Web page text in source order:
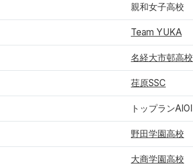
親和女子高校
Team YUKA
名経大市邨高校
荏原SSC
トップランAIOI
野田学園高校
大商学園高校